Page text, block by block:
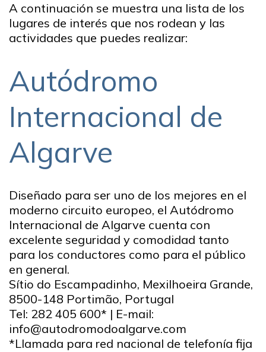
A continuación se muestra una lista de los
lugares de interés que nos rodean y las
actividades que puedes realizar:
Autódromo
Internacional de
Algarve
Diseñado para ser uno de los mejores en el
moderno circuito europeo, el Autódromo
Internacional de Algarve cuenta con
excelente seguridad y comodidad tanto
para los conductores como para el público
en general.
Sítio do Escampadinho, Mexilhoeira Grande,
8500-148 Portimão, Portugal
Tel: 282 405 600* | E-mail:
info@autodromodoalgarve.com
*Llamada para red nacional de telefonía fija